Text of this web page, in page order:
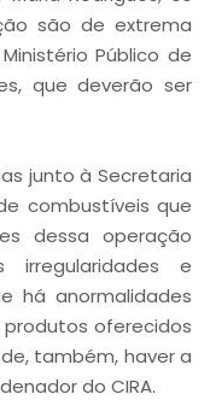
são de extrema
Público de
que deverão ser
junto à Secretaria
combustíveis que
dessa operação
irregularidades e
há anormalidades
oferecidos
também, haver a
do CIRA.